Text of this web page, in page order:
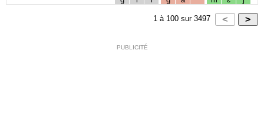
1 à 100 sur 3497
PUBLICITÉ